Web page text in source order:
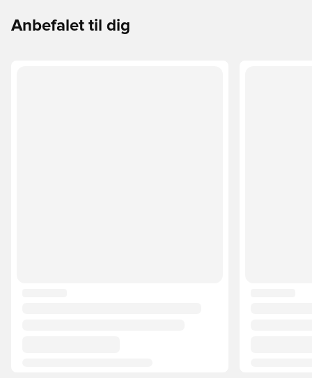
Anbefalet til dig